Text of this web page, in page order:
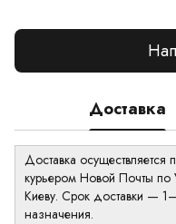
Доставка
Доставка
курьером Новой Почты по
Киеву. Срок доставки —
назначения.